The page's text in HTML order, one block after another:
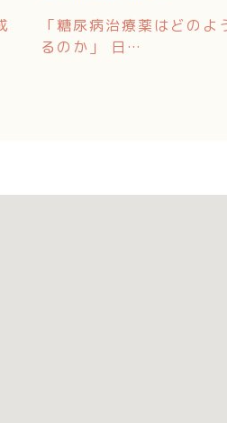
「糖尿病治療薬はどの
るのか」 日…